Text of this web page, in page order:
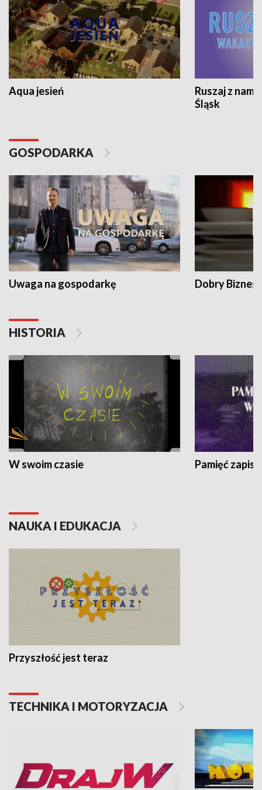
Aqua jesień
Ruszaj z
Śląsk
GOSPODARKA
Uwaga na gospodarkę Dobry Biznes
HISTORIA
W swoim czasie Pamięć
NAUKA I EDUKACJA
Przyszłość jest teraz
TECHNIKA I MOTORYZACJA